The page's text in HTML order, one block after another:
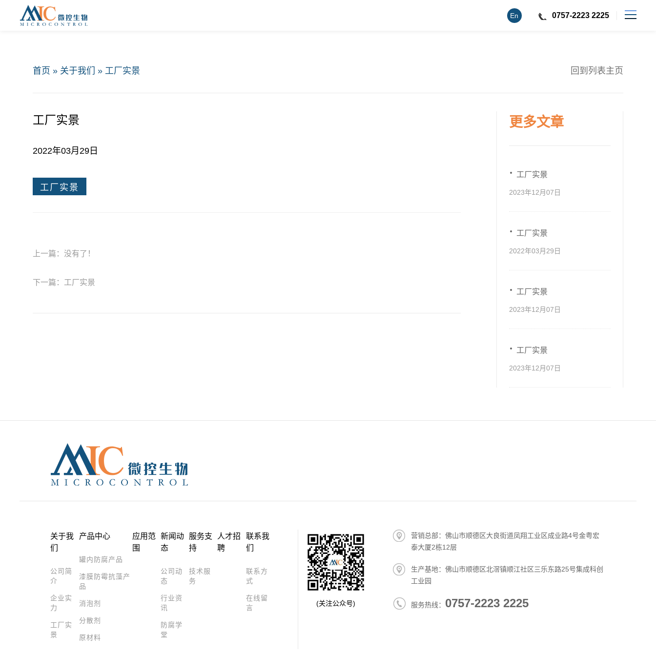
0757-2223 2225
En
首页 » 关于我们 » 工厂实景 回到列表主页
工厂实景
2022年03月29日
工厂实景
上一篇： 没有了！
下一篇： 工厂实景
更多文章
工厂实景
2023年12月07日
工厂实景
2022年03月29日
工厂实景
2023年12月07日
工厂实景
2023年12月07日
关于我
们
公司简
介
企业实
力
工厂实
景
产品中心
罐内防腐产品
漆膜防霉抗藻产
品
消泡剂
分散剂
原材料
应用范
围
新闻动
态
公司动
态
行业资
讯
防腐学
堂
服务支
持
技术服
务
人才招
聘
联系我
们
联系方
式
在线留
言
(关注公众号)
营销总部：佛山市顺德区大良街道凤翔工业区成业路4号金粤宏
泰大厦2栋12层
生产基地：佛山市顺德区北滘镇顺江社区三乐东路25号集成科创
工业园
服务热线： 0757-2223 2225